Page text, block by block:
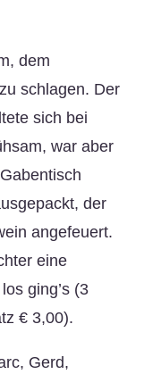
dem
schlagen. Der
sich bei
war aber
der
angefeuert.
eine
ging’s (3
€ 3,00).
Gerd,